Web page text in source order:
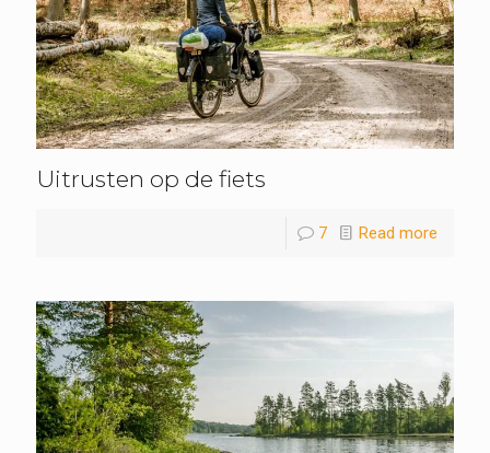
Uitrusten op de fiets
7 Read more